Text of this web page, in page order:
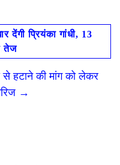
देंगी प्रियंका गांधी, 13
तेज
से हटाने की मांग को लेकर
→